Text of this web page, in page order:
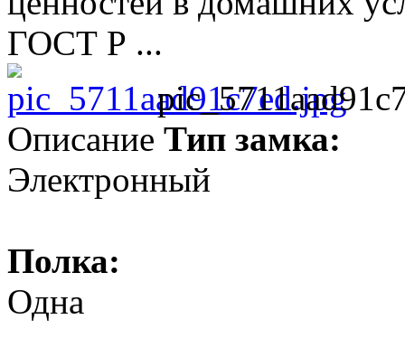
ГОСТ Р ...
Описание Тип замка:
Электронный
Полка:
Одна